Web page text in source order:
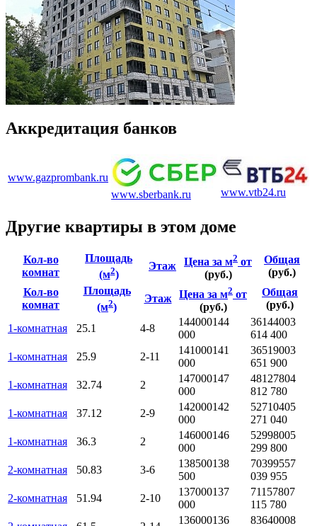
Аккредитация банков
www.gazprombank.ru
www.sberbank.ru
www.vtb24.ru
Другие квартиры в этом доме
Кол-во
комнат
Площадь
(м2)
Этаж Цена за м2 от
(руб.)
Общая
(руб.)
Кол-во
комнат
Площадь
(м2)
Этаж Цена за м2 от
(руб.)
Общая
(руб.)
1-комнатная
25.1 4-8
144000144
000
36144003
614 400
1-комнатная
25.9 2-11
141000141
000
36519003
651 900
1-комнатная
32.74 2
147000147
000
48127804
812 780
1-комнатная
37.12 2-9
142000142
000
52710405
271 040
1-комнатная
36.3 2
146000146
000
52998005
299 800
2-комнатная
50.83 3-6
138500138
500
70399557
039 955
2-комнатная
51.94 2-10
137000137
000
71157807
115 780
136000136 83640008